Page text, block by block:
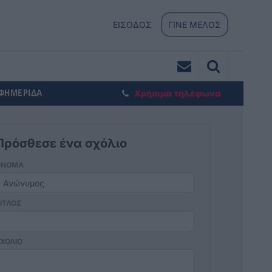
ΕΙΣΟΔΟΣ ΓΙΝΕ ΜΕΛΟΣ
Χρήσιμα τηλέφωνα
ένα σχόλιο